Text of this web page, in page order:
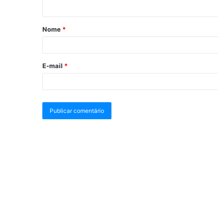
Nome *
E-mail *